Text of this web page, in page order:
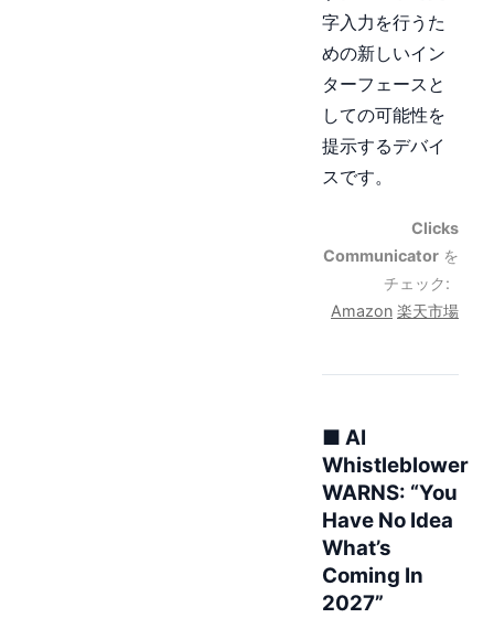
字入力を行うた
めの新しいイン
ターフェースと
しての可能性を
提示するデバイ
スです。
Clicks
Communicator を
チェック:
Amazon 楽天市場
■ AI
Whistleblower
WARNS: “You
Have No Idea
What’s
Coming In
2027”